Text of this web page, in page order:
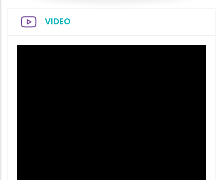
VIDEO